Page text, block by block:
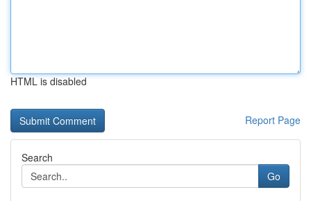
HTML is disabled
Report Page
Search
Go